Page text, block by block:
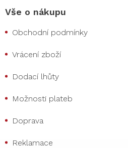
Vše o nákupu
Obchodní podmínky
Vrácení zboží
Dodací lhůty
Možnosti plateb
Doprava
Reklamace